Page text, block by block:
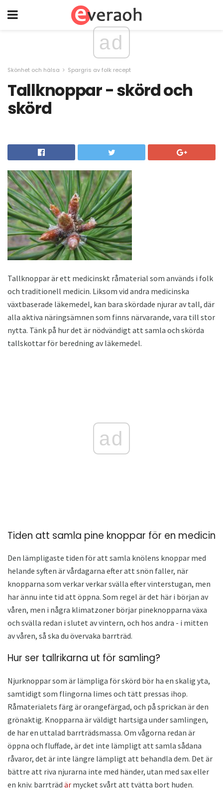
ad
Skönhet och hälsa Spargris av folk recept
Tallknoppar - skörd och
skörd
Tallknoppar är ett medicinskt råmaterial som används i folk
och traditionell medicin. Liksom vid andra medicinska
växtbaserade läkemedel, kan bara skördade njurar av tall, där
alla aktiva näringsämnen som finns närvarande, vara till stor
nytta. Tänk på hur det är nödvändigt att samla och skörda
tallskottar för beredning av läkemedel.
ad
Tiden att samla pine knoppar för en medicin
Den lämpligaste tiden för att samla knölens knoppar med
helande syften är vårdagarna efter att snön faller, när
knopparna som verkar verkar svälla efter vinterstugan, men
har ännu inte tid att öppna. Som regel är det här i början av
våren, men i några klimatzoner börjar pineknopparna växa
och svälla redan i slutet av vintern, och hos andra - i mitten
av våren, så ska du övervaka barrträd.
Hur ser tallrikarna ut för samling?
Njurknoppar som är lämpliga för skörd bör ha en skalig yta,
samtidigt som flingorna limes och tätt pressas ihop.
Råmaterialets färg är orangefärgad, och på sprickan är den
grönaktig. Knopparna är väldigt hartsiga under samlingen,
de har en uttalad barrträdsmassa. Om vågorna redan är
öppna och fluffade, är det inte lämpligt att samla sådana
råvaror, det är inte längre lämpligt att behandla dem. Det är
bättre att riva njurarna inte med händer, utan med sax eller
en kniv. barrträd är mycket svårt att tvätta bort huden.